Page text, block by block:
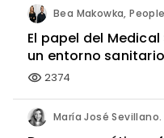
El papel del
un entorno
visibility 2374